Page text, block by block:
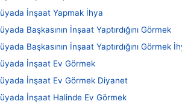
İnşaat Yapmak İhya
Başkasının İnşaat Yaptırdığını Görmek
Başkasının İnşaat Yaptırdığını Görmek
İnşaat Ev Görmek
İnşaat Ev Görmek Diyanet
İnşaat Halinde Ev Görmek